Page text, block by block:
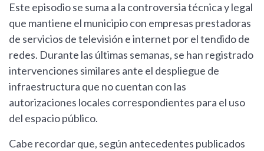
Este episodio se suma a la controversia técnica y legal
que mantiene el municipio con empresas prestadoras
de servicios de televisión e internet por el tendido de
redes. Durante las últimas semanas, se han registrado
intervenciones similares ante el despliegue de
infraestructura que no cuentan con las
autorizaciones locales correspondientes para el uso
del espacio público.
Cabe recordar que, según antecedentes publicados